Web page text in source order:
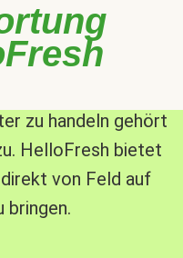
zu handeln gehört
HelloFresh bietet
von Feld auf
bringen.